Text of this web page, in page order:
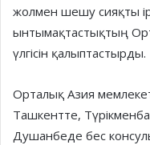
жолмен шешу сияқты
ынты­мақтастықтың
үлгісін қалыптастырды.
Орталық Азия
Ташкентте,
Душанбеде бес